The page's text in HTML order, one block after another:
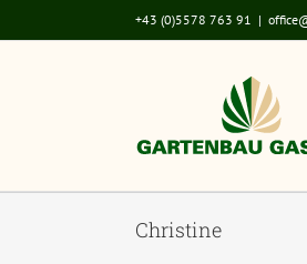
Inhalt
+43 (0)5578 763 91 |
Christine